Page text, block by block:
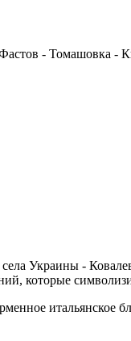
- Томашовка -
села Украины -
которые